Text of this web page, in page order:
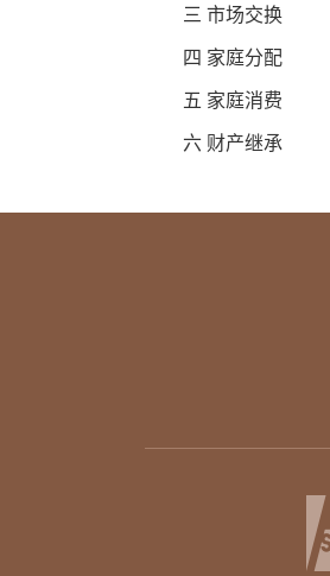
三 市场交换
四 家庭分配
五 家庭消费
六 财产继承